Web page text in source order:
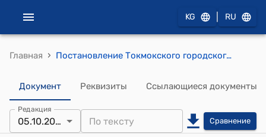
KG RU
Главная › Постановление Токмокского городского кенеша от 5 октября 2023 года № 156/27-5 "О даче согласия мэрии города Токмок на рассмотрение вопроса предоставления в срочное пользование Детской образовательной организации “Айнек” для открытия филиала частной школы “Американ-Европеан Скул”
Документ Реквизиты Ссылающиеся документы
Редакция
05.10.2023 Сравнение